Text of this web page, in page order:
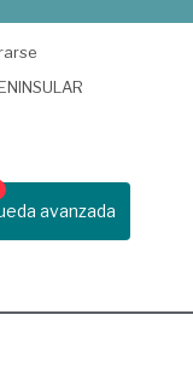
avanzada